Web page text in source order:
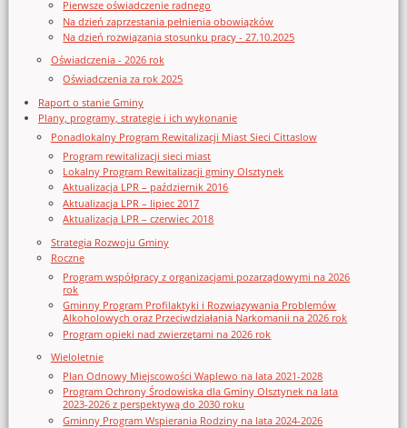
Pierwsze oświadczenie radnego
Na dzień zaprzestania pełnienia obowiązków
Na dzień rozwiązania stosunku pracy - 27.10.2025
Oświadczenia - 2026 rok
Oświadczenia za rok 2025
Raport o stanie Gminy
Plany, programy, strategie i ich wykonanie
Ponadlokalny Program Rewitalizacji Miast Sieci Cittaslow
Program rewitalizacji sieci miast
Lokalny Program Rewitalizacji gminy Olsztynek
Aktualizacja LPR – październik 2016
Aktualizacja LPR – lipiec 2017
Aktualizacja LPR – czerwiec 2018
Strategia Rozwoju Gminy
Roczne
Program współpracy z organizacjami pozarządowymi na 2026
rok
Gminny Program Profilaktyki i Rozwiązywania Problemów
Alkoholowych oraz Przeciwdziałania Narkomanii na 2026 rok
Program opieki nad zwierzętami na 2026 rok
Wieloletnie
Plan Odnowy Miejscowości Waplewo na lata 2021-2028
Program Ochrony Środowiska dla Gminy Olsztynek na lata
2023-2026 z perspektywą do 2030 roku
Gminny Program Wspierania Rodziny na lata 2024-2026